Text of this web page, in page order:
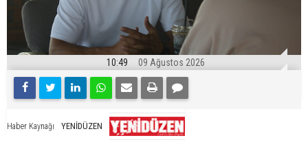
10:49 09 Ağustos 2026
Haber Kaynağı YENİDÜZEN